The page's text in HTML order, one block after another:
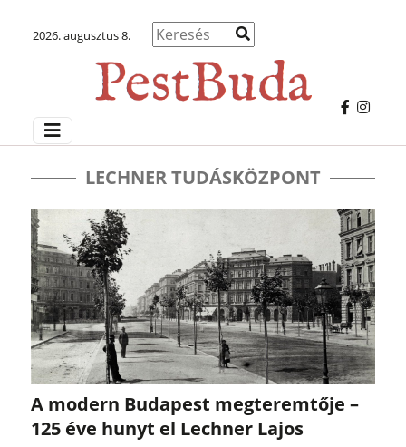
2026. augusztus 8.
LECHNER TUDÁSKÖZPONT
A modern Budapest megteremtője –
125 éve hunyt el Lechner Lajos